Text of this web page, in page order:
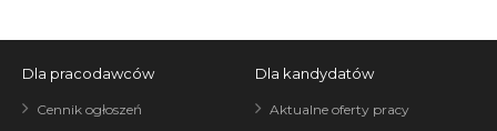
Dla pracodawców
Cennik ogłoszeń
Dla kandydatów
Aktualne oferty pracy